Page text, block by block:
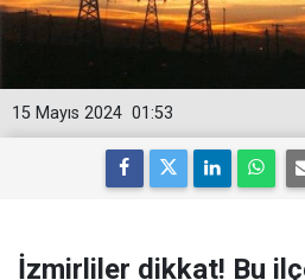
01:53
15 Mayıs 2024
İzmirliler dikkat! Bu